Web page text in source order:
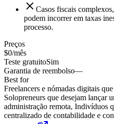
Casos fiscais
podem incorrer em taxas
processo.
Preços
$0/mês
Teste gratuitoSim
Garantia de reembolso—
Best for
Freelancers e nómadas digitais
Solopreneurs que desejam lançar
administração remota, Indivíduos
centralizado de contabilidade e